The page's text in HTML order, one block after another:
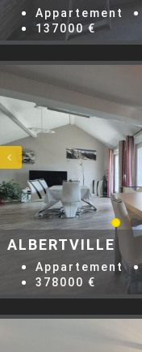
Appartement
137000 €

ALBERTVILLE
Appartement
378000 €